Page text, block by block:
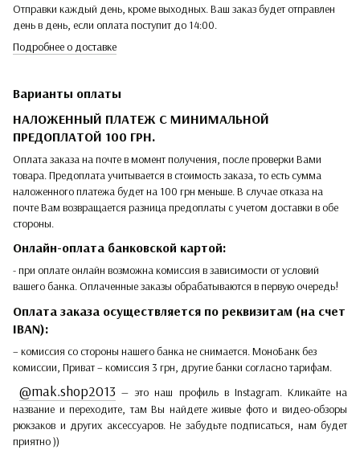
Отправки каждый день, кроме выходных. Ваш заказ будет отправлен
день в день, если оплата поступит до 14:00.
Подробнее о доставке
Варианты оплаты
НАЛОЖЕННЫЙ ПЛАТЕЖ С МИНИМАЛЬНОЙ
ПРЕДОПЛАТОЙ 100 ГРН.
Оплата заказа на почте в момент получения, после проверки Вами
товара. Предоплата учитывается в стоимость заказа, то есть сумма
наложенного платежа будет на 100 грн меньше. В случае отказа на
почте Вам возвращается разница предоплаты с учетом доставки в обе
стороны.
Онлайн-оплата банковской картой:
- при оплате онлайн возможна комиссия в зависимости от условий
вашего банка. Оплаченные заказы обрабатываются в первую очередь!
Оплата заказа осуществляется по реквизитам (на счет
IBAN):
– комиссия со стороны нашего банка не снимается. МоноБанк без
комиссии, Приват – комиссия 3 грн, другие банки согласно тарифам.
@mak.shop2013 — это наш профиль в Instagram. Кликайте на
название и переходите, там Вы найдете живые фото и видео-обзоры
рюкзаков и других аксессуаров. Не забудьте подписаться, нам будет
приятно ))